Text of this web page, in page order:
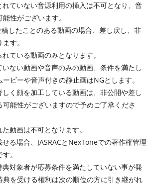
れていない音源利用の挿入は不可となり、音
性がございます。
したことのある動画の場合、差し戻し、非
す。
ている動画のみとなります。
ない動画や音声のみの動画、条件を満たし
ビーや音声付きの静止画はNGとします。
く顔を加工している動画は、非公開や差し
可能性がございますので予めご了承くださ
動画は不可となります。
る場合、JASRACとNexToneでの著作権管理
。
対象者が応募条件を満たしていない事が発
典を受ける権利は次の順位の方に引き継がれ